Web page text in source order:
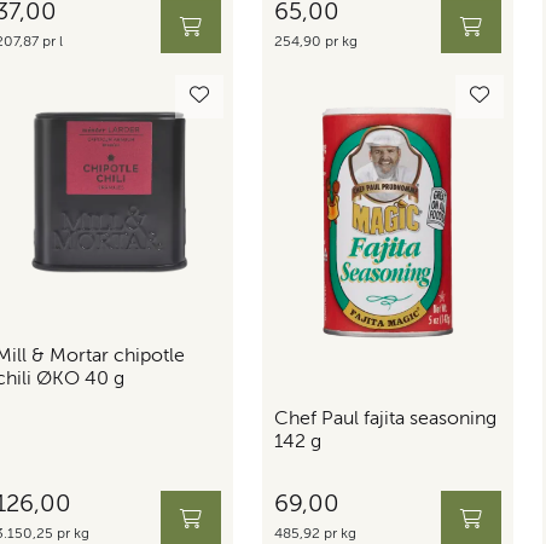
pr l
65,00
254,90 pr kg
& Mortar chipotle
ØKO 40 g
pr kg
Chef Paul fajita seasoning
142 g
69,00
485,92 pr kg